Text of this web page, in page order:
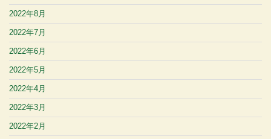
2022年8月
2022年7月
2022年6月
2022年5月
2022年4月
2022年3月
2022年2月